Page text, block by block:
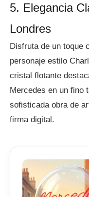
5. Elegancia
Londres
Disfruta de un toque
personaje estilo
cristal flotante
Mercedes en un fino
sofisticada obra de
firma digital.